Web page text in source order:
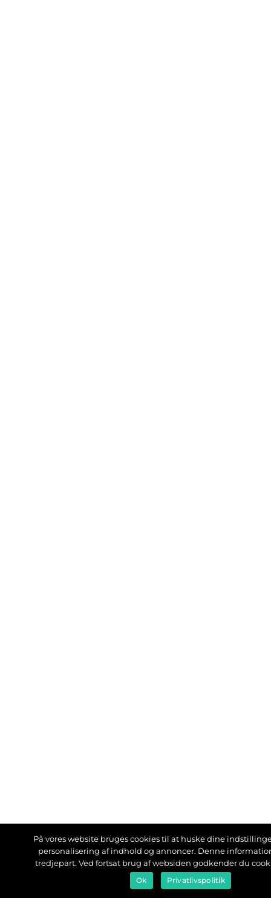
På vores website bruges cookies til at huske dine
personalisering af indhold og annoncer. Denne
tredjepart. Ved fortsat brug af websiden godkender du
Ok Privatlivspolitik